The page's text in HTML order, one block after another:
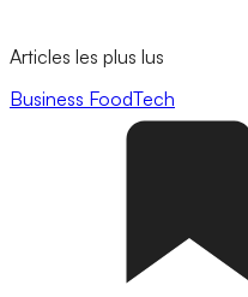
Articles les plus lus
Business FoodTech